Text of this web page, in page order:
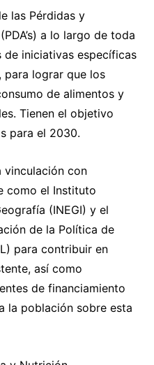
las Pérdidas y
a lo largo de toda
de iniciativas específicas
para lograr que los
de alimentos y
Tienen el objetivo
para el 2030.
vinculación con
como el Instituto
(INEGI) y el
de la Política de
para contribuir en
así como
de financiamiento
la población sobre esta